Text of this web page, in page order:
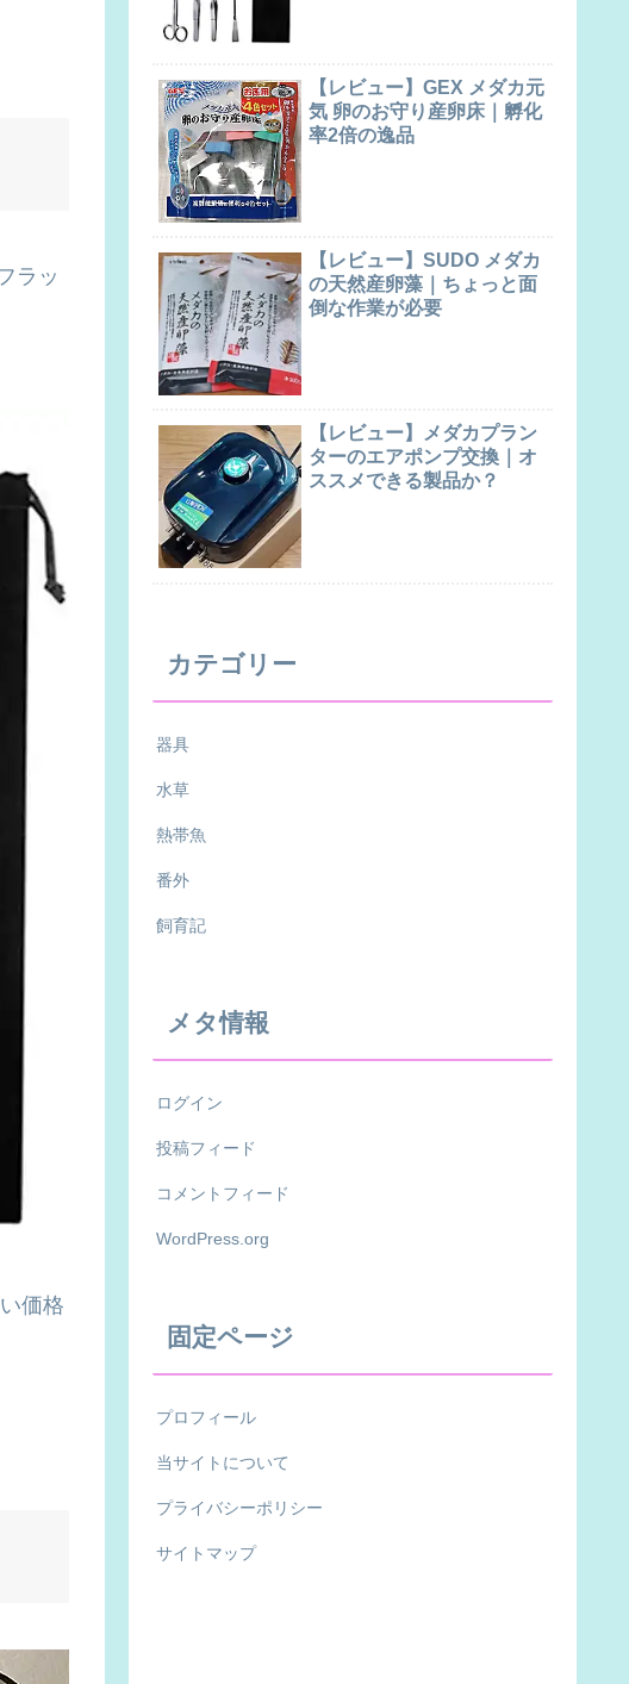
ラッ
価格
【レビュー】GEX メダカ元
気 卵のお守り産卵床｜孵化
率2倍の逸品
【レビュー】SUDO メダカ
の天然産卵藻｜ちょっと面
倒な作業が必要
【レビュー】メダカプラン
ターのエアポンプ交換｜オ
ススメできる製品か？
カテゴリー
器具
水草
熱帯魚
番外
飼育記
メタ情報
ログイン
投稿フィード
コメントフィード
WordPress.org
固定ページ
プロフィール
当サイトについて
プライバシーポリシー
サイトマップ